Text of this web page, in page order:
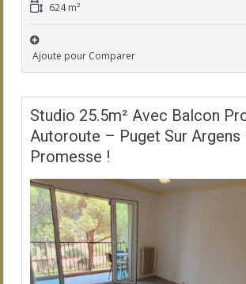
624 m²
Ajoute pour Comparer
Studio 25.5m² Avec Balcon
Autoroute – Puget Sur Argens
Promesse !